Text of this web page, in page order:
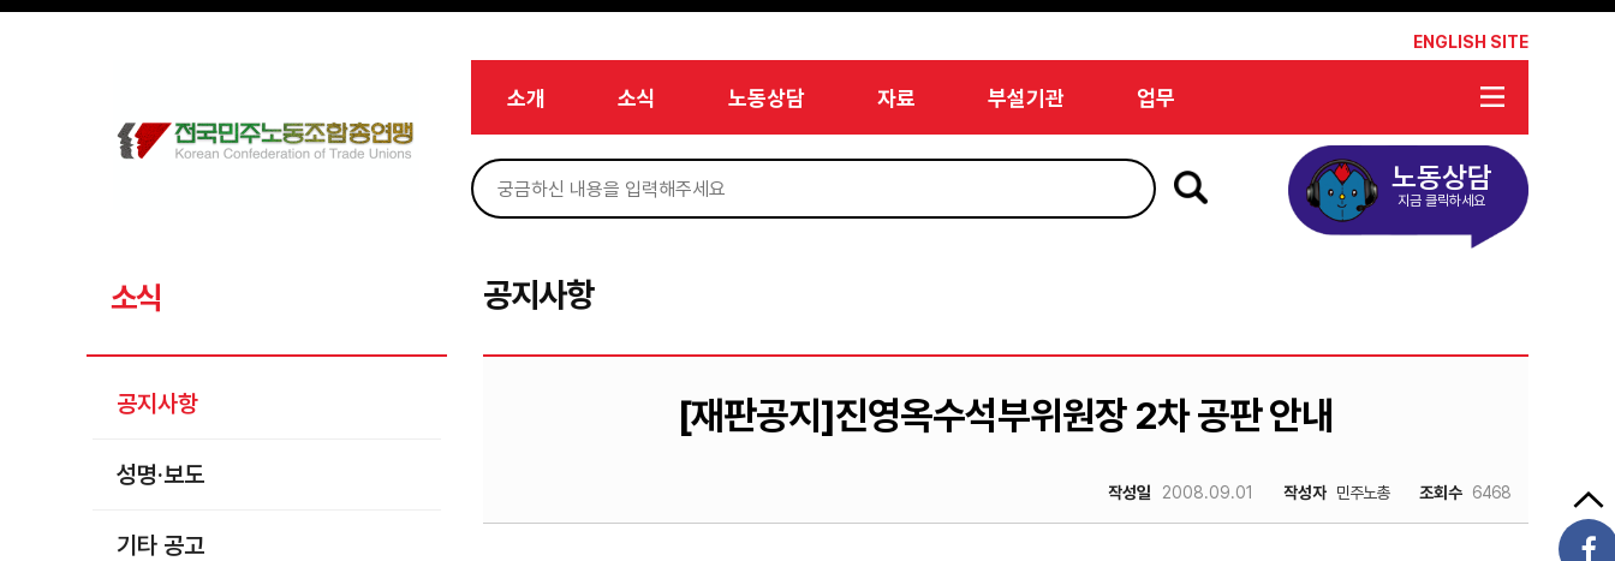
메뉴 건너뛰기
ENGLISH SITE
소개 소식 노동상담 자료 부설기관 업무
노동상담
지금 클릭하세요
소식
공지사항
성명·보도
기타 공고
공지사항
[재판공지]진영옥수석부위원장 2차 공판 안내
작성일 2008.09.01 작성자 민주노총 조회수 6468
Sketchbook5, 스케치북5